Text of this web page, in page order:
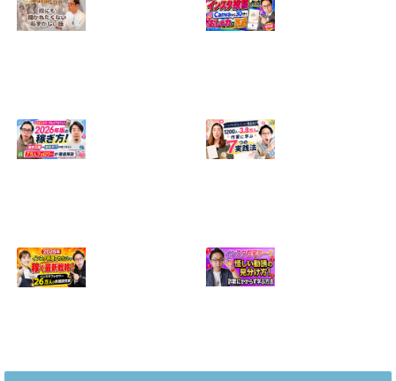
たくなかった、僕
のいちばん恥ずか
しい話
方！Canvaなら30
分でおしゃれに完
成
版の稼ぎ方！案件
5種や撮影許可の
取り方まで7万人
1200人→3.8万人
の作家に学ぶ7つ
の実践法